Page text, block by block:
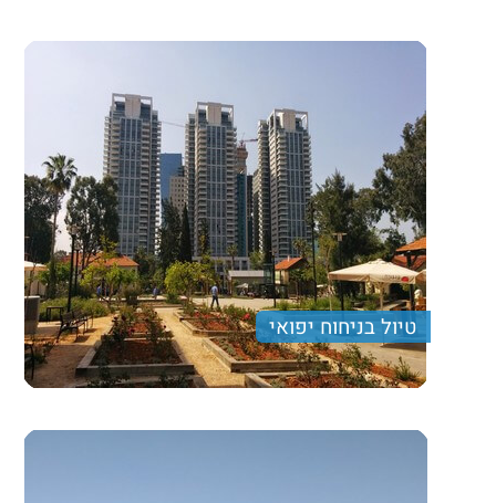
טיול בניחוח יפואי
סיור כיפי וחוויתי במיוחד שמתחיל בשרונה ממשיך בריחוף
על פני סגווי ומסתיים בסדנת בישול שבסופה נטעם את